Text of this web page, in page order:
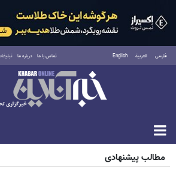
فارسی العربية English تماس با ما درباره ما
جمعه ۱۶ مرداد ۱۴۰۵
مطالب پیشنهادی